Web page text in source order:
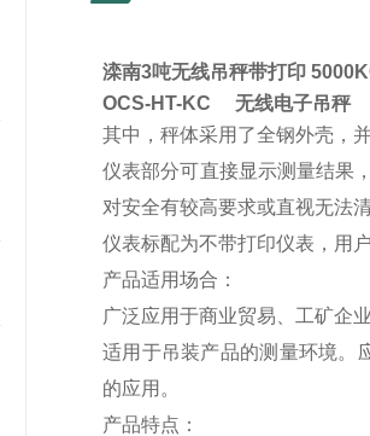
滦南3吨无线吊秤带打印
OCS-HT-KC无线电子吊秤
其中，秤体采用了全钢外壳，
仪表部分可直接显示测量结果
对安全有较高要求或直视无法
仪表标配为不带打印仪表，用
产品适用场合：
广泛应用于商业贸易、工矿企
适用于吊装产品的测量环境。
的应用。
产品特点：